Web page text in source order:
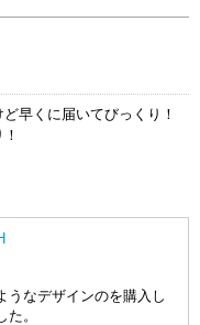
早くに届いてびっくり！
うなデザインのを購入し
。